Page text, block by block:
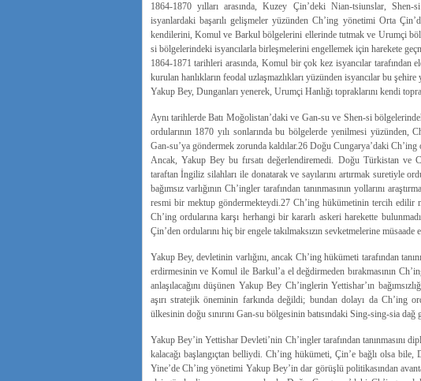
1864-1870 yılları arasında, Kuzey Çin’deki Nian-tsiunslar,
isyanlardaki başarılı gelişmeler yüzünden Ch’ing yönetimi Orta
kendilerini, Komul ve Barkul bölgelerini ellerinde tutmak ve Urumçi
si bölgelerindeki isyancılarla birleşmelerini engellemek için harekete
1864-1871 tarihleri arasında, Komul bir çok kez isyancılar tarafından
kurulan hanlıkların feodal uzlaşmazlıkları yüzünden isyancılar bu
Yakup Bey, Dunganları yenerek, Urumçi Hanlığı topraklarını kendi
Aynı tarihlerde Batı Moğolistan’daki ve Gan-su ve Shen-si
ordularının 1870 yılı sonlarında bu bölgelerde yenilmesi yüzünden,
Gan-su’ya göndermek zorunda kaldılar.26 Doğu Cungarya’daki
Ancak, Yakup Bey bu fırsatı değerlendiremedi. Doğu Türkistan ve
taraftan İngiliz silahları ile donatarak ve sayılarını artırmak suretiyle
bağımsız varlığının Ch’ingler tarafından tanınmasının yollarını
resmi bir mektup göndermekteydi.27 Ch’ing hükümetinin tercih edilir
Ch’ing ordularına karşı herhangi bir kararlı askeri harekette
Çin’den ordularını hiç bir engele takılmaksızın sevketmelerine müsaade
Yakup Bey, devletinin varlığını, ancak Ch’ing hükümeti tarafından
erdirmesinin ve Komul ile Barkul’a el değdirmeden bırakmasının
anlaşılacağını düşünen Yakup Bey Ch’inglerin Yettishar’ın
aşırı stratejik öneminin farkında değildi; bundan dolayı da Ch’ing
ülkesinin doğu sınırını Gan-su bölgesinin batısındaki Sing-sing-sia dağ
Yakup Bey’in Yettishar Devleti’nin Ch’ingler tarafından tanınmasını
kalacağı başlangıçtan belliydi. Ch’ing hükümeti, Çin’e bağlı olsa
Yine’de Ch’ing yönetimi Yakup Bey’in dar görüşlü politikasından